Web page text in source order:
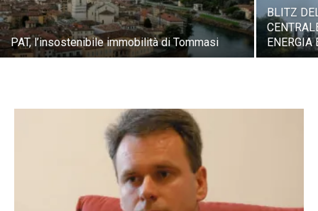
PAT, l’insostenibile immobilità di Tommasi
BLITZ
ENERGIA